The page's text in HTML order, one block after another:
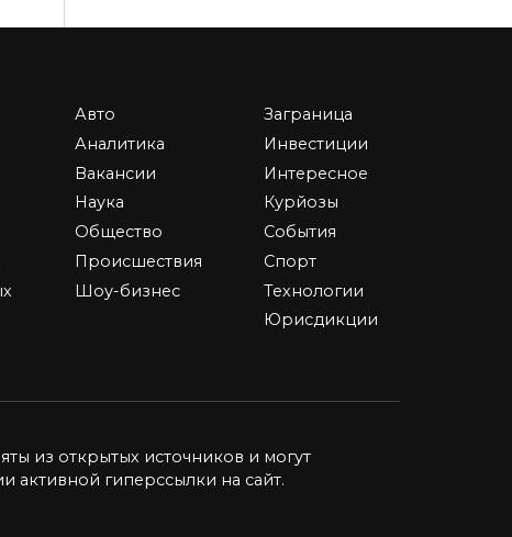
экспертиза: ключ к
объективности и
обоснованным
решениям
В современном мире, полном
динамики и перемен,
Авто
Аналитика
Вакансии
Наука
Общество
Происшествия
Шоу-бизнес
Заграница
Инвестиции
Интересное
Курйозы
События
Спорт
Технологии
Юрисдикции
из открытых источников и могут
активной гиперссылки на сайт.